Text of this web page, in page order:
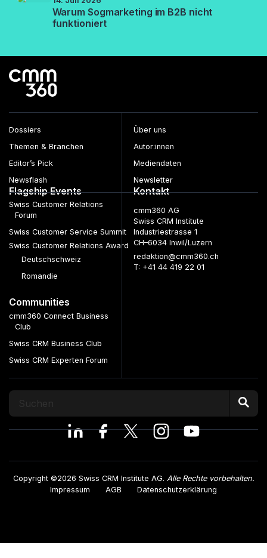
Warum Sogmarketing im B2B nicht
funktioniert
Dossiers
Themen & Branchen
Editor’s Pick
Newsflash
Über uns
Autor:innen
Mediendaten
Newsletter
Flagship Events
Swiss Customer Relations
Forum
Swiss Customer Service Summit
Swiss Customer Relations Award
Deutschschweiz
Romandie
Communities
cmm360 Connect Business
Club
Swiss CRM Business Club
Swiss CRM Experten Forum
Kontakt
cmm360 AG
Swiss CRM Institute
Industriestrasse 1
CH–6034 Inwil/Luzern
redaktion@cmm360.ch
T: +41 44 419 22 01
Copyright ©2026 Swiss CRM Institute AG. Alle Rechte vorbehalten.
Impressum
AGB Datenschutzerklärung